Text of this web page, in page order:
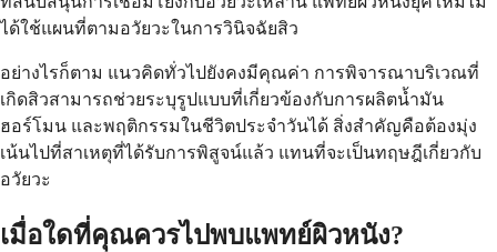
ได้ใช้แผนที่ตามอวัยวะในการวินิจฉัยสิว
อย่างไรก็ตาม แนวคิดทั่วไปยังคงมีคุณค่า การพิจารณาบริเวณที่
เกิดสิวสามารถช่วยระบุรูปแบบที่เกี่ยวข้องกับการผลิตน้ำมัน
ฮอร์โมน และพฤติกรรมในชีวิตประจำวันได้ สิ่งสำคัญคือต้องมุ่ง
เน้นไปที่สาเหตุที่ได้รับการพิสูจน์แล้ว แทนที่จะเป็นทฤษฎีเกี่ยวกับ
อวัยวะ
เมื่อใดที่คุณควรไปพบแพทย์ผิวหนัง?